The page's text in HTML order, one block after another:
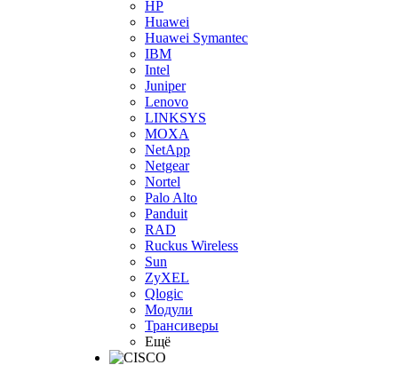
HP
Huawei
Huawei Symantec
IBM
Intel
Juniper
Lenovo
LINKSYS
MOXA
NetApp
Netgear
Nortel
Palo Alto
Panduit
RAD
Ruckus Wireless
Sun
ZyXEL
Qlogic
Модули
Трансиверы
Ещё